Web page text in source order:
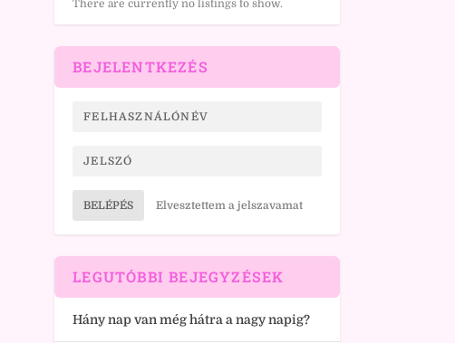
There are currently no listings to show.
BEJELENTKEZÉS
BELÉPÉS Elvesztettem a jelszavamat
LEGUTÓBBI BEJEGYZÉSEK
Hány nap van még hátra a nagy napig?